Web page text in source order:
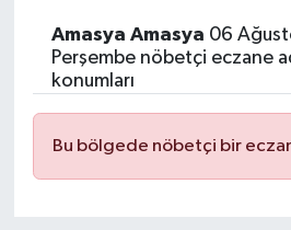
Amasya Amasya 06
Perşembe nöbetçi eczane
konumları
Bu bölgede nöbetçi bir